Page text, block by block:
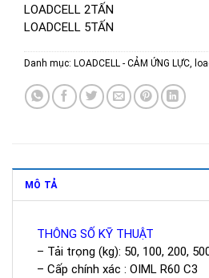
LOADCELL 2TẤN
LOADCELL 5TẤN
Danh mục: LOADCELL - CẢM ỨNG LỰC,
MÔ TẢ
THÔNG SỐ KỸ THUẬT
– Tải trọng (kg): 50, 100, 200,
– Cấp chính xác : OIML R60 C3